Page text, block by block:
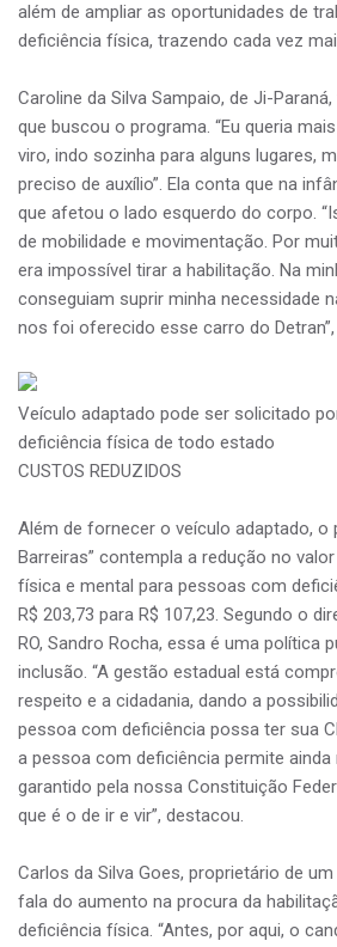
além de ampliar as oportunidades de
deficiência física, trazendo cada vez
Caroline da Silva Sampaio, de Ji-
que buscou o programa. “Eu queria
viro, indo sozinha para alguns lugares,
preciso de auxílio”. Ela conta que na
que afetou o lado esquerdo do corpo.
de mobilidade e movimentação. Por
era impossível tirar a habilitação. Na
conseguiam suprir minha necessidade
nos foi oferecido esse carro do
Veículo adaptado pode ser solicitado
deficiência física de todo estado
CUSTOS REDUZIDOS
Além de fornecer o veículo adaptado, o
Barreiras” contempla a redução no
física e mental para pessoas com
R$ 203,73 para R$ 107,23. Segundo o
RO, Sandro Rocha, essa é uma política
inclusão. “A gestão estadual está
respeito e a cidadania, dando a
pessoa com deficiência possa ter sua
a pessoa com deficiência permite ainda
garantido pela nossa Constituição
que é o de ir e vir”, destacou.
Carlos da Silva Goes, proprietário de
fala do aumento na procura da
deficiência física. “Antes, por aqui, o